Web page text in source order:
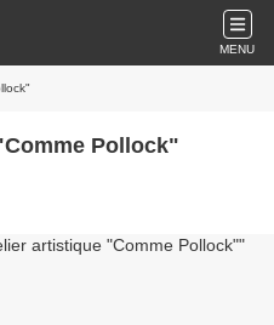
MENU
Pollock"